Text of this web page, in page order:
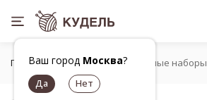
Ваш город Москва?
Главная Шитье Швейные наборы